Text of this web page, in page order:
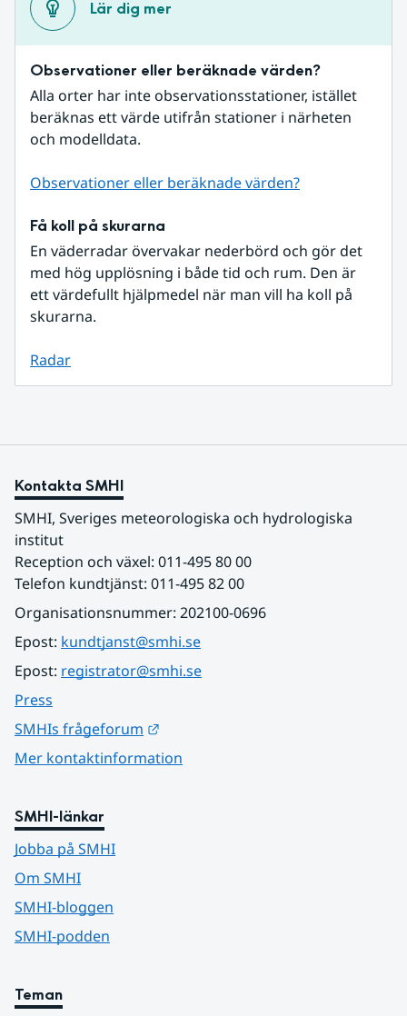
Lär dig mer
Observationer eller beräknade värden?
Alla orter har inte observationsstationer, istället
beräknas ett värde utifrån stationer i närheten
och modelldata.
Observationer eller beräknade värden?
Få koll på skurarna
En väderradar övervakar nederbörd och gör det
med hög upplösning i både tid och rum. Den är
ett värdefullt hjälpmedel när man vill ha koll på
skurarna.
Radar
Kontakta SMHI
SMHI, Sveriges meteorologiska och hydrologiska
institut
Reception och växel: 011-495 80 00
Telefon kundtjänst: 011-495 82 00
Organisationsnummer: 202100-0696
Epost: kundtjanst@smhi.se
Epost: registrator@smhi.se
Press
SMHIs frågeforum
Mer kontaktinformation
SMHI-länkar
Jobba på SMHI
Om SMHI
SMHI-bloggen
SMHI-podden
Teman